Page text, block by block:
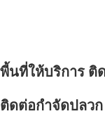
พี้นที่ให้บริการ ติ
ติดต่อกำจัดปลวก